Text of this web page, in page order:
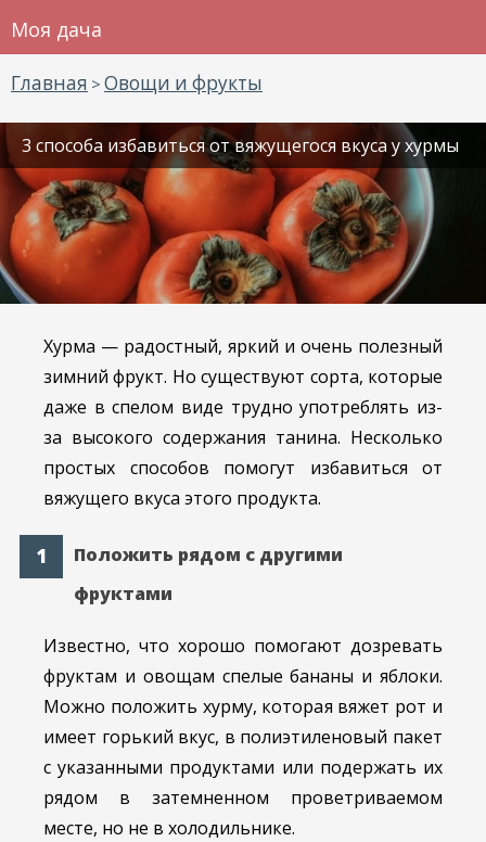
Моя дача
Главная > Овощи и фрукты
3 способа избавиться от вяжущегося вкуса у хурмы
Хурма — радостный, яркий и очень полезный
зимний фрукт. Но существуют сорта, которые
даже в спелом виде трудно употреблять из-
за высокого содержания танина. Несколько
простых способов помогут избавиться от
вяжущего вкуса этого продукта.
Положить рядом с другими
фруктами
Известно, что хорошо помогают дозревать
фруктам и овощам спелые бананы и яблоки.
Можно положить хурму, которая вяжет рот и
имеет горький вкус, в полиэтиленовый пакет
с указанными продуктами или подержать их
рядом в затемненном проветриваемом
месте, но не в холодильнике.